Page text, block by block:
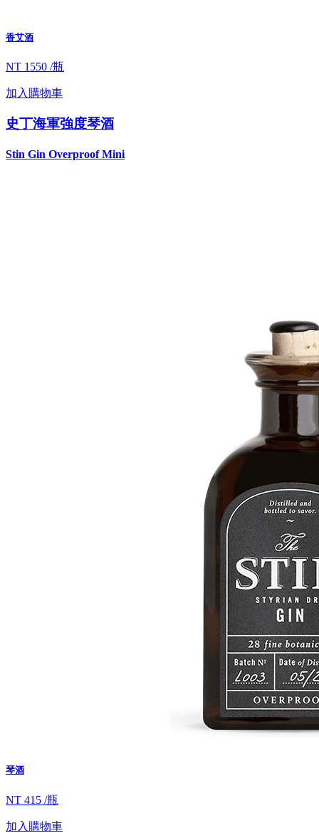
香艾酒
NT 1550 /瓶
加入購物車
史丁海軍強度琴酒
Stin Gin Overproof Mini
琴酒
NT 415 /瓶
加入購物車